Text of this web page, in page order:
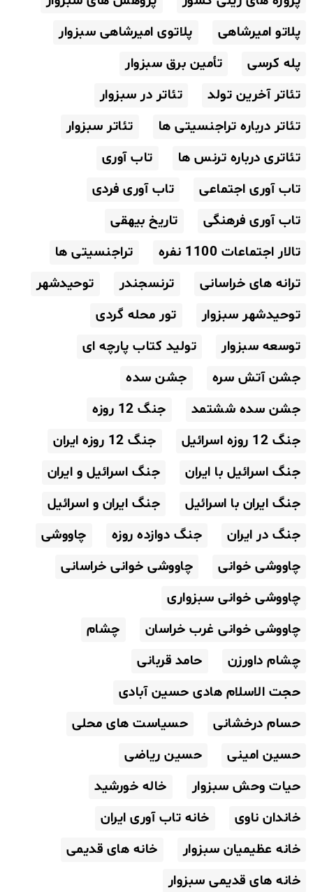
پلاتو امیرشاهی
پلاتوی امیرشاهی سبزوار
پله کرسی
تأمین برق سبزوار
تئاتر آخرین تولد
تئاتر در سبزوار
تئاتر درباره تراجنسیتی ها
تئاتر سبزوار
تئاتری درباره ترنس ها
تاب آوری
تاب آوری اجتماعی
تاب آوری فردی
تاب آوری فرهنگی
تاریخ بیهقی
تالار اجتماعات 1100 نفره
تراجنسیتی ها
ترانه های خراسانی
ترنسجندر
توحیدشهر
توحیدشهر سبزوار
تور محله گردی
توسعه سبزوار
تولید کتاب پارچه ای
جشن آتش سره
جشن سده
جشن سده ششتمد
جنگ 12 روزه
جنگ 12 روزه اسرائیل
جنگ 12 روزه ایران
جنگ اسرائیل با ایران
جنگ اسرائیل و ایران
جنگ ایران با اسرائیل
جنگ ایران و اسرائیل
جنگ در ایران
جنگ دوازده روزه
چاووشی
چاووشی خوانی
چاووشی خوانی خراسانی
چاووشی خوانی سبزواری
چاووشی خوانی غرب خراسان
چشام
چشام داورزن
حامد قربانی
حجت الاسلام هادی حسین آبادی
حسام درخشانی
حسیاست های محلی
حسین امینی
حسین ریاضی
حیات وحش سبزوار
خاله خورشید
خاندان ناوی
خانه تاب آوری ایران
خانه عظیمیان سبزوار
خانه های قدیمی
خانه های قدیمی سبزوار